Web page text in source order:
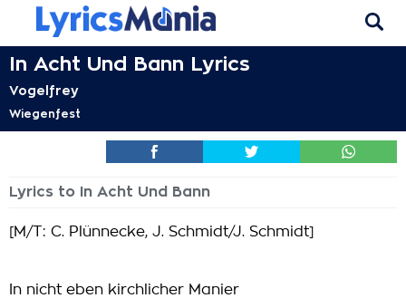
In Acht Und Bann Lyrics
Vogelfrey
Wiegenfest
Lyrics to In Acht Und Bann
[M/T: C. Plünnecke, J. Schmidt/J. Schmidt]
In nicht eben kirchlicher Manier